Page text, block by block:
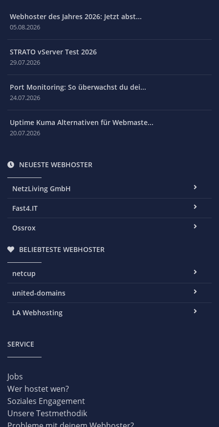
Webhoster des Jahres 2026: Jetzt abst...
05.08.2026
STRATO vServer Test 2026
29.07.2026
Port Monitoring: So überwachst du dei...
24.07.2026
Uptime Kuma Alternativen für Webmaste...
20.07.2026
NEUESTE WEBHOSTER
NetzLiving GmbH
Fast4.IT
Ossrox
BELIEBTESTE WEBHOSTER
netcup
united-domains
LA Webhosting
SERVICE
Jobs
Wer hostet wen?
Soziales Engagement
Unsere Testmethodik